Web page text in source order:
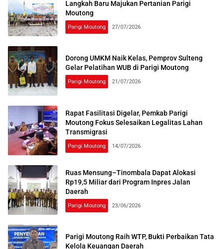
Langkah Baru Majukan Pertanian Parigi
Moutong
Parigi Moutong 27/07/2026
Dorong UMKM Naik Kelas, Pemprov Sulteng
Gelar Pelatihan WUB di Parigi Moutong
Parigi Moutong 21/07/2026
Rapat Fasilitasi Digelar, Pemkab Parigi
Moutong Fokus Selesaikan Legalitas Lahan
Transmigrasi
Parigi Moutong 14/07/2026
Ruas Mensung–Tinombala Dapat Alokasi
Rp19,5 Miliar dari Program Inpres Jalan
Daerah
Parigi Moutong 23/06/2026
Parigi Moutong Raih WTP, Bukti Perbaikan Tata
Kelola Keuangan Daerah